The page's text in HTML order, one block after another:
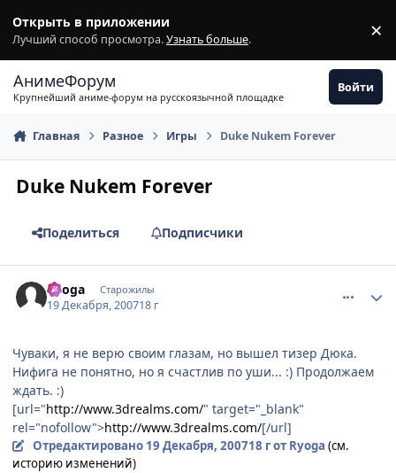
Открыть в приложении
Лучший способ просмотра.Узнать больше. ×
АнимеФорум
Крупнейший аниме-форум на русскоязычной площадке
Войти
Главная Разное Игры Duke Nukem Forever
Duke Nukem Forever
Поделиться Подписчики
Ryoga Старожилы
19 Декабря, 200718 г
Чуваки, я не верю своим глазам, но вышел тизер Дюка.
Нифига не понятно, но я счастлив по уши... :) Продолжаем
ждать. :)
[url="http://www.3drealms.com/" target="_blank"
rel="nofollow">http://www.3drealms.com/[/url]
Отредактировано 19 Декабря, 200718 гот Ryoga (см.
историю изменений)